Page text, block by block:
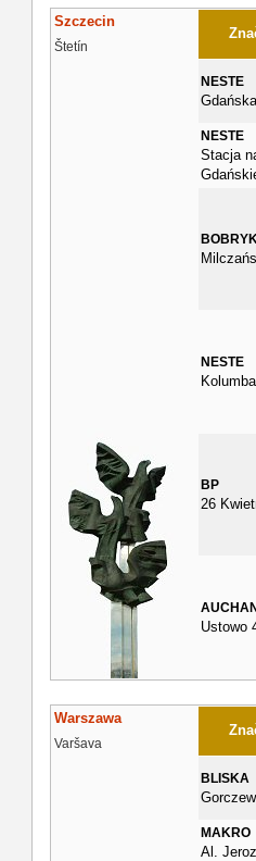
Szczecin
Štetín
NESTE
NESTE
Stacja
NESTE
BP
26
Ustowo
Warszawa
Varšava
BLISKA
MAKRO
Al.